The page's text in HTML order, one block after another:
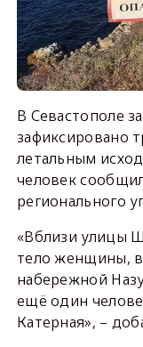
В Севастополе
зафиксировано
летальным
человек
регионального
«Вблизи улицы
тело женщины, в
набережной
ещё один
Катерная», –